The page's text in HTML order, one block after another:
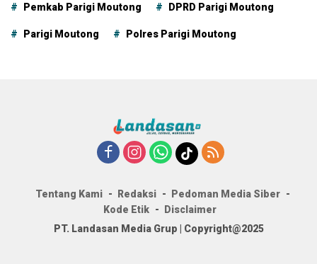
Pemkab Parigi Moutong DPRD Parigi Moutong
Parigi Moutong Polres Parigi Moutong
Tentang Kami Redaksi
Pedoman Media Siber
Kode Etik
Disclaimer
PT. Landasan Media Grup | Copyright@2025